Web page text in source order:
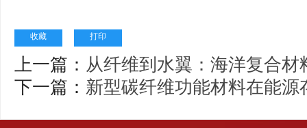
收藏 打印
上一篇： 从纤维到水翼：海洋复合
下一篇： 新型碳纤维功能材料在能